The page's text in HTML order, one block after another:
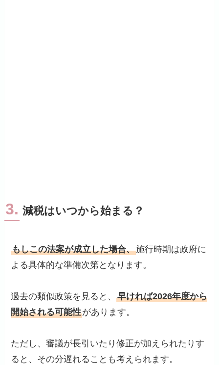
3. 減税はいつから始まる？
もしこの法案が成立した場合、施行時期は政府に
よる具体的な準備次第となります。
過去の類似政策を見ると、早ければ2026年度から
開始される可能性があります。
ただし、審議が長引いたり修正が加えられたりす
ると、その分遅れることも考えられます。